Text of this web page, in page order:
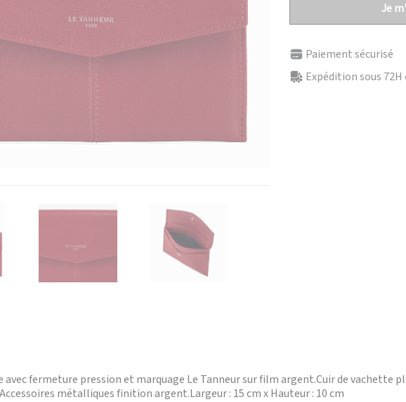
Je
Paiement sécurisé
Expédition sous
fermeture pression et marquage Le Tanneur sur film argent.Cuir de vachette
métalliques finition argent.Largeur : 15 cm x Hauteur : 10 cm